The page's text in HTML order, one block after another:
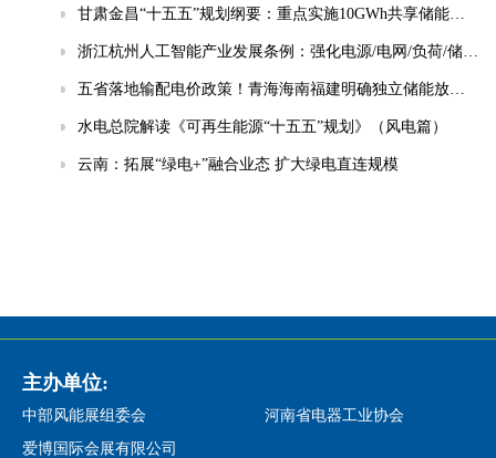
甘肃金昌“十五五”规划纲要：重点实施10GWh共享储能电站等项目
浙江杭州人工智能产业发展条例：强化电源/电网/负荷/储能协同，推动城市供电可靠性符合算力设施标准
五省落地输配电价政策！青海海南福建明确独立储能放电退减输配电费！
水电总院解读《可再生能源“十五五”规划》（风电篇）
云南：拓展“绿电+”融合业态 扩大绿电直连规模
主办单位:
中部风能展组委会
河南省电器工业协会
爱博国际会展有限公司